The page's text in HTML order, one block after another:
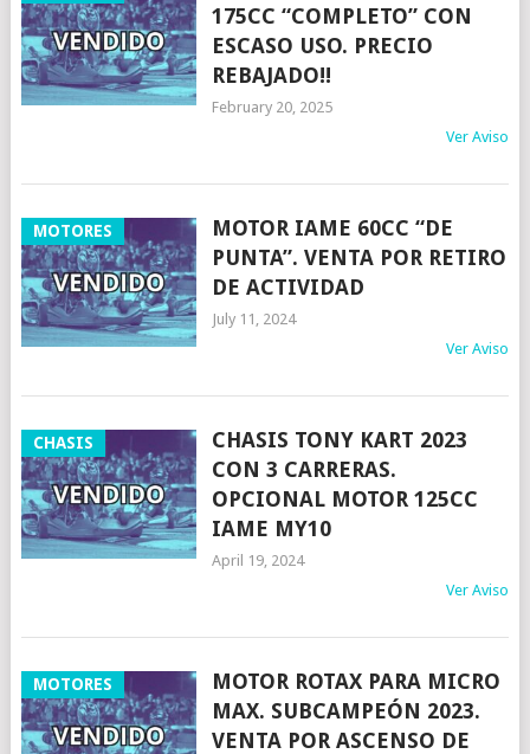
175CC “COMPLETO” CON
ESCASO USO. PRECIO
REBAJADO!!
February 20, 2025
Ver Aviso
MOTORES
MOTOR IAME 60CC “DE
PUNTA”. VENTA POR RETIRO
DE ACTIVIDAD
July 11, 2024
Ver Aviso
CHASIS
CHASIS TONY KART 2023
CON 3 CARRERAS.
OPCIONAL MOTOR 125CC
IAME MY10
April 19, 2024
Ver Aviso
MOTORES
MOTOR ROTAX PARA MICRO
MAX. SUBCAMPEÓN 2023.
VENTA POR ASCENSO DE